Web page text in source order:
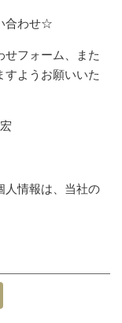
合わせ☆
せフォーム、また
すようお願いいた
人情報は、当社の